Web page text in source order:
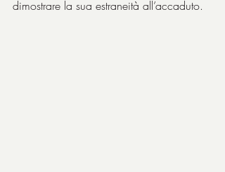
dimostrare la sua estraneità all’accaduto.